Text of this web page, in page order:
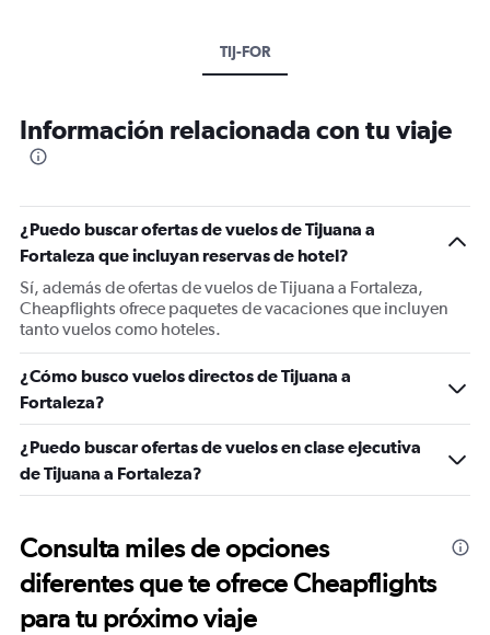
TIJ-FOR
Información relacionada con tu viaje
¿Puedo buscar ofertas de vuelos de Tijuana a
Fortaleza que incluyan reservas de hotel?
Sí, además de ofertas de vuelos de Tijuana a Fortaleza,
Cheapflights ofrece paquetes de vacaciones que incluyen
tanto vuelos como hoteles.
¿Cómo busco vuelos directos de Tijuana a
Fortaleza?
¿Puedo buscar ofertas de vuelos en clase ejecutiva
de Tijuana a Fortaleza?
Consulta miles de opciones
diferentes que te ofrece Cheapflights
para tu próximo viaje